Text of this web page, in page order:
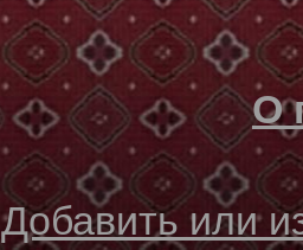
О
Добавить или